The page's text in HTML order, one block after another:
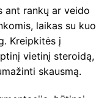
ant rankų ar veido
laikas su kuo
Kreipkitės į
vietinį steroidą,
skausmą.